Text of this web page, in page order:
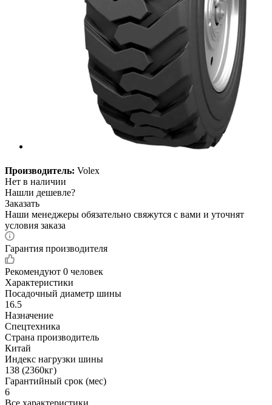
Производитель: Volex
Нет в наличии
Нашли дешевле?
Заказать
Наши менеджеры обязательно свяжутся с вами и уточнят
условия заказа
Гарантия производителя
Рекомендуют 0 человек
Характеристики
Посадочный диаметр шины
16.5
Назначение
Спецтехника
Страна производитель
Китай
Индекс нагрузки шины
138 (2360кг)
Гарантийный срок (мес)
6
Все характеристики